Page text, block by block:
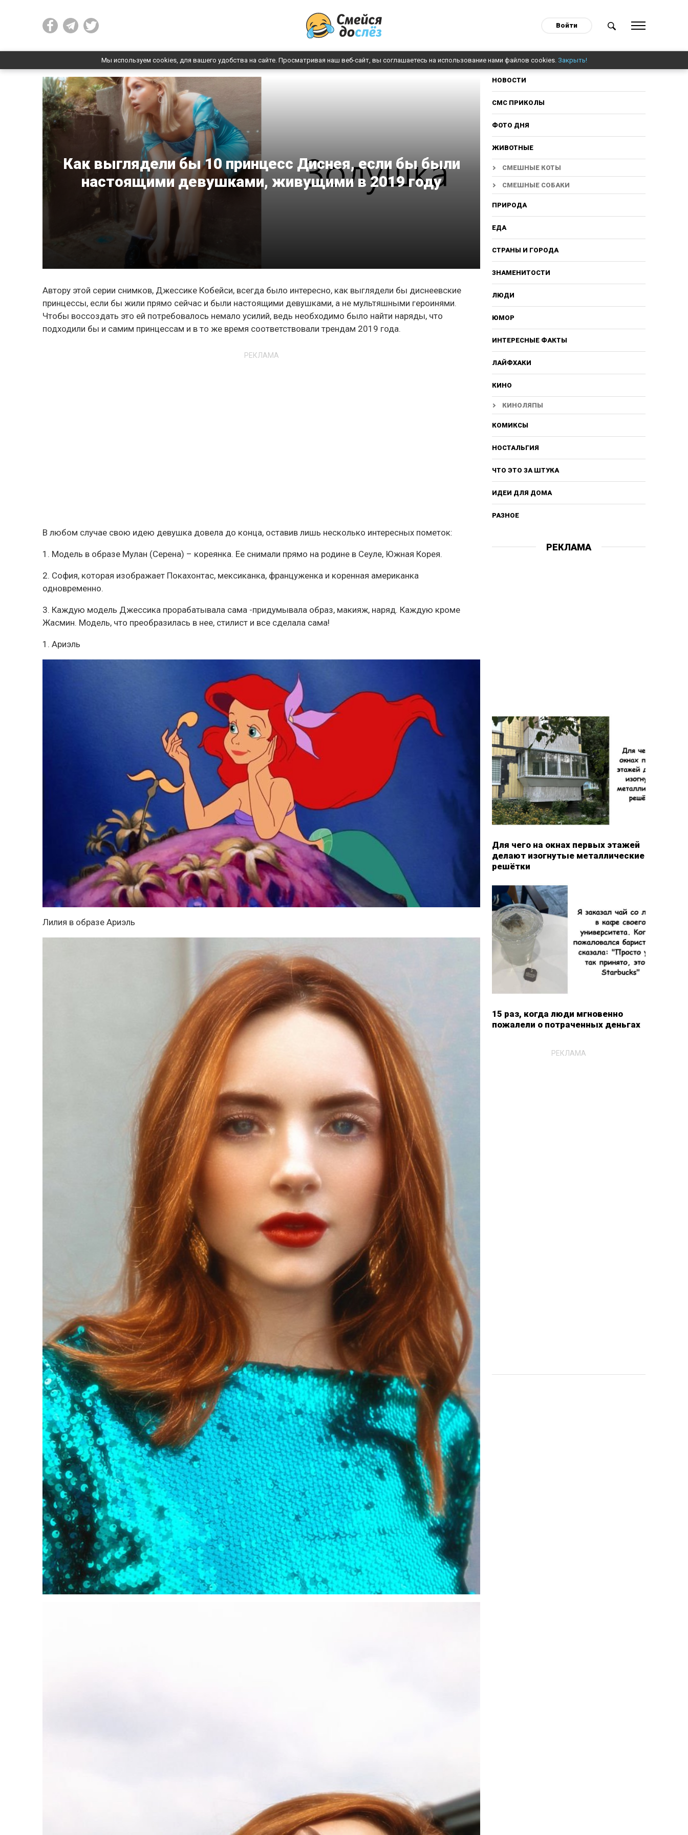
Войти
Мы используем cookies, для вашего удобства на сайте. Просматривая наш веб-сайт, вы соглашаетесь на использование нами файлов cookies. Закрыть!
Как выглядели бы 10 принцесс Диснея, если бы были
настоящими девушками, живущими в 2019 году
Автору этой серии снимков, Джессике Кобейси, всегда было интересно, как выглядели бы диснеевские
принцессы, если бы жили прямо сейчас и были настоящими девушками, а не мультяшными героинями.
Чтобы воссоздать это ей потребовалось немало усилий, ведь необходимо было найти наряды, что
подходили бы и самим принцессам и в то же время соответствовали трендам 2019 года.
РЕКЛАМА
В любом случае свою идею девушка довела до конца, оставив лишь несколько интересных пометок:
1. Модель в образе Мулан (Серена) – кореянка. Ее снимали прямо на родине в Сеуле, Южная Корея.
2. София, которая изображает Покахонтас, мексиканка, француженка и коренная американка
одновременно.
3. Каждую модель Джессика прорабатывала сама -придумывала образ, макияж, наряд. Каждую кроме
Жасмин. Модель, что преобразилась в нее, стилист и все сделала сама!
1. Ариэль
Лилия в образе Ариэль
НОВОСТИ
СМС ПРИКОЛЫ
ФОТО ДНЯ
ЖИВОТНЫЕ
СМЕШНЫЕ КОТЫ
СМЕШНЫЕ СОБАКИ
ПРИРОДА
ЕДА
СТРАНЫ И ГОРОДА
ЗНАМЕНИТОСТИ
ЛЮДИ
ЮМОР
ИНТЕРЕСНЫЕ ФАКТЫ
ЛАЙФХАКИ
КИНО
КИНОЛЯПЫ
КОМИКСЫ
НОСТАЛЬГИЯ
ЧТО ЭТО ЗА ШТУКА
ИДЕИ ДЛЯ ДОМА
РАЗНОЕ
РЕКЛАМА
Для чего на окнах первых этажей
делают изогнутые металлические
решётки
15 раз, когда люди мгновенно
пожалели о потраченных деньгах
РЕКЛАМА